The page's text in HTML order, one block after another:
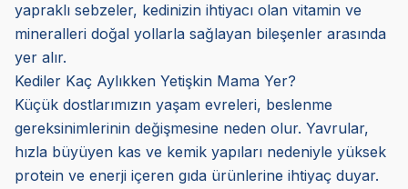
yapraklı sebzeler, kedinizin ihtiyacı olan vitamin ve
mineralleri doğal yollarla sağlayan bileşenler arasında
yer alır.
Kediler Kaç Aylıkken Yetişkin Mama Yer?
Küçük dostlarımızın yaşam evreleri, beslenme
gereksinimlerinin değişmesine neden olur. Yavrular,
hızla büyüyen kas ve kemik yapıları nedeniyle yüksek
protein ve enerji içeren gıda ürünlerine ihtiyaç duyar.